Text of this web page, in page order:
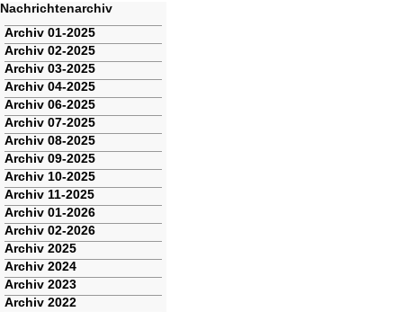
Nachrichtenarchiv
Navigation
überspringen
Archiv 01-2025
Archiv 02-2025
Archiv 03-2025
Archiv 04-2025
Archiv 06-2025
Archiv 07-2025
Archiv 08-2025
Archiv 09-2025
Archiv 10-2025
Archiv 11-2025
Archiv 01-2026
Archiv 02-2026
Archiv 2025
Archiv 2024
Archiv 2023
Archiv 2022